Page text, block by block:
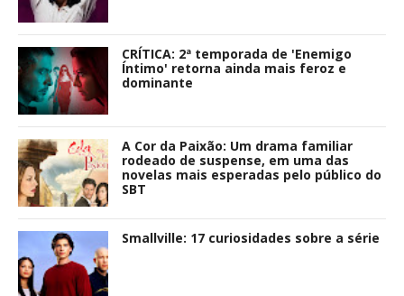
CRÍTICA: 2ª temporada de 'Enemigo
Íntimo' retorna ainda mais feroz e
dominante
A Cor da Paixão: Um drama familiar
rodeado de suspense, em uma das
novelas mais esperadas pelo público do
SBT
Smallville: 17 curiosidades sobre a série